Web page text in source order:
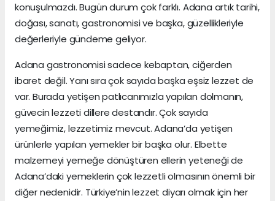
konuşulmazdı. Bugün durum çok farklı. Adana artık tarihi,
doğası, sanatı, gastronomisi ve başka, güzellikleriyle
değerleriyle gündeme geliyor.
Adana gastronomisi sadece kebaptan, ciğerden
ibaret değil. Yanı sıra çok sayıda başka eşsiz lezzet de
var. Burada yetişen patlıcanımızla yapılan dolmanın,
güvecin lezzeti dillere destandır. Çok sayıda
yemeğimiz, lezzetimiz mevcut. Adana’da yetişen
ürünlerle yapılan yemekler bir başka olur. Elbette
malzemeyi yemeğe dönüştüren ellerin yeteneği de
Adana’daki yemeklerin çok lezzetli olmasının önemli bir
diğer nedenidir. Türkiye’nin lezzet diyarı olmak için her